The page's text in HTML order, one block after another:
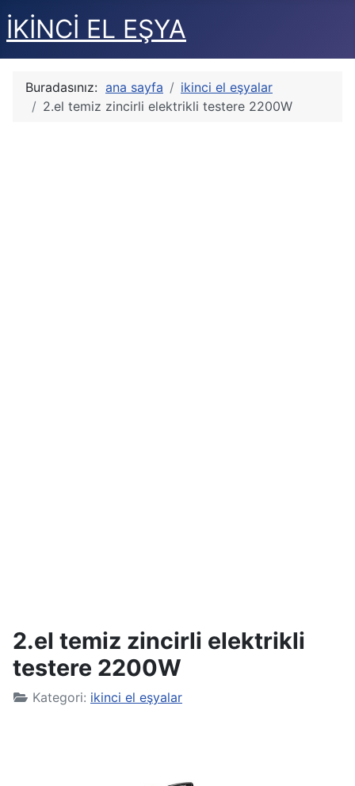
İKİNCİ EL EŞYA
Buradasınız: ana sayfa
ikinci el eşyalar
2.el temiz zincirli elektrikli testere 2200W
2.el temiz zincirli elektrikli
testere 2200W
Kategori: ikinci el eşyalar